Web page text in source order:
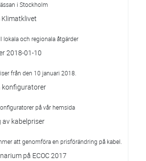
i Stockholm
lokala och regionala åtgärder
2018-01-10
från den 10 januari 2018.
konfiguratorer
på vår hemsida
av kabelpriser
att genomföra en prisförändring på kabel.
på ECOC 2017